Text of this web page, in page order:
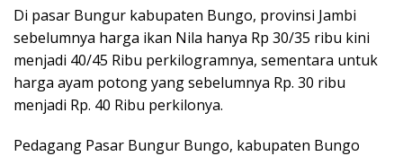
Di pasar Bungur kabupaten Bungo, provinsi Jambi
sebelumnya harga ikan Nila hanya Rp 30/35 ribu kini
menjadi 40/45 Ribu perkilogramnya, sementara untuk
harga ayam potong yang sebelumnya Rp. 30 ribu
menjadi Rp. 40 Ribu perkilonya.
Pedagang Pasar Bungur Bungo, kabupaten Bungo